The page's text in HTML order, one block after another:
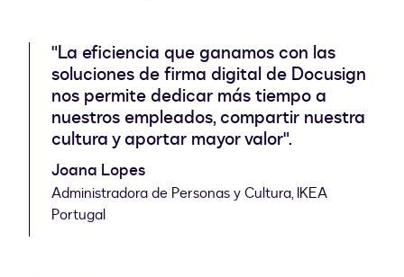
"La eficiencia que ganamos con las
soluciones de firma digital de Docusign
nos permite dedicar más tiempo a
nuestros empleados, compartir nuestra
cultura y aportar mayor valor".
Joana Lopes
Administradora de Personas y Cultura, IKEA
Portugal